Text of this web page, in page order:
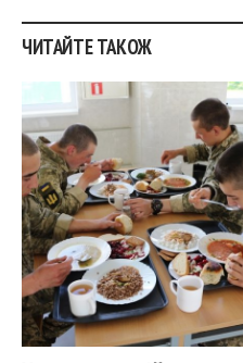
ЧИТАЙТЕ ТАКОЖ